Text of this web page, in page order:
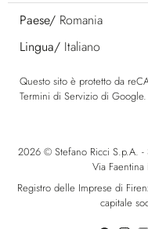
Paese/ Romania
Lingua/ Italiano
Questo sito è protetto da
Termini di Servizio di Google.
2026 © Stefano Ricci S.p.A.
Via
Registro delle Imprese di
capitale